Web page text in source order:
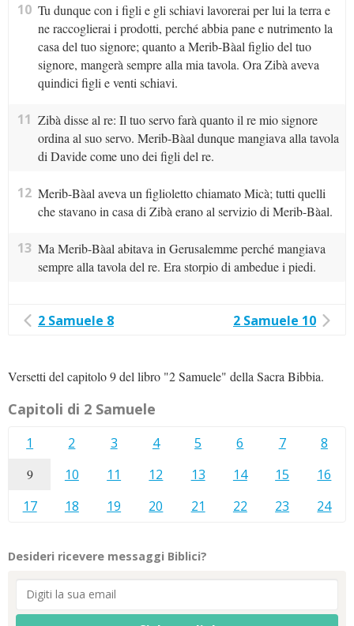
10 Tu dunque con i figli e gli schiavi lavorerai per lui la terra e
ne raccoglierai i prodotti, perché abbia pane e nutrimento la
casa del tuo signore; quanto a Merib-Bàal figlio del tuo
signore, mangerà sempre alla mia tavola. Ora Zibà aveva
quindici figli e venti schiavi.
11 Zibà disse al re: Il tuo servo farà quanto il re mio signore
ordina al suo servo. Merib-Bàal dunque mangiava alla tavola
di Davide come uno dei figli del re.
12 Merib-Bàal aveva un figlioletto chiamato Micà; tutti quelli
che stavano in casa di Zibà erano al servizio di Merib-Bàal.
13 Ma Merib-Bàal abitava in Gerusalemme perché mangiava
sempre alla tavola del re. Era storpio di ambedue i piedi.
2 Samuele 8 2 Samuele 10
Versetti del capitolo 9 del libro "2 Samuele" della Sacra Bibbia.
Capitoli di 2 Samuele
1 2 3 4 5 6 7 8
9 10 11 12 13 14 15
16
17
18 19 20 21 22 23 24
Desideri ricevere messaggi Biblici?